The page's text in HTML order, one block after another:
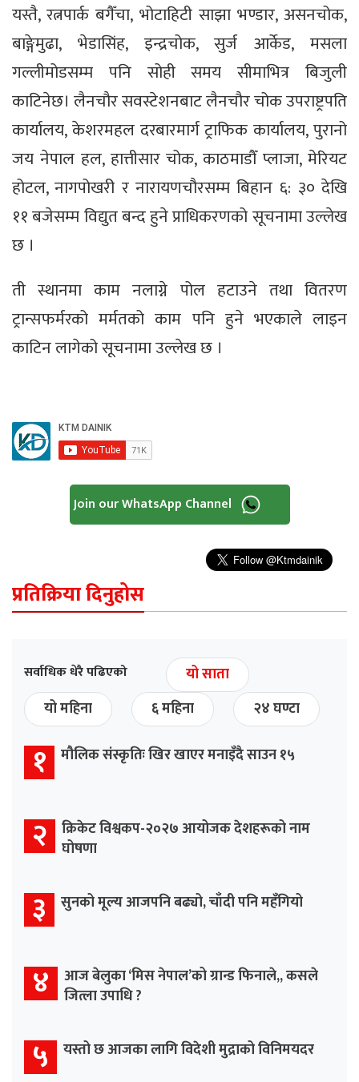
यस्तै, रत्नपार्क बगैँचा, भोटाहिटी साझा भण्डार, असनचोक,
बाङ्गेमुढा, भेडासिंह, इन्द्रचोक, सुर्ज आर्केड, मसला
गल्लीमोडसम्म पनि सोही समय सीमाभित्र बिजुली
काटिनेछ। लैनचौर सवस्टेशनबाट लैनचौर चोक उपराष्ट्रपति
कार्यालय, केशरमहल दरबारमार्ग ट्राफिक कार्यालय, पुरानो
जय नेपाल हल, हात्तीसार चोक, काठमाडौँ प्लाजा, मेरियट
होटल, नागपोखरी र नारायणचौरसम्म बिहान ६: ३० देखि
११ बजेसम्म विद्युत बन्द हुने प्राधिकरणको सूचनामा उल्लेख
छ ।
ती स्थानमा काम नलाग्ने पोल हटाउने तथा वितरण
ट्रान्सफर्मरको मर्मतको काम पनि हुने भएकाले लाइन
काटिन लागेको सूचनामा उल्लेख छ ।
Join our WhatsApp Channel
प्रतिक्रिया दिनुहोस
सर्वाधिक धेरै पढिएको
यो साता
यो महिना
६ महिना २४ घण्टा
१ मौलिक संस्कृतिः खिर खाएर मनाइँदै साउन १५
२
क्रिकेट विश्वकप-२०२७ आयोजक देशहरूको नाम
घोषणा
३ सुनको मूल्य आजपनि बढ्यो, चाँदी पनि महँगियो
४
आज बेलुका ‘मिस नेपाल’को ग्रान्ड फिनाले,, कसले
जित्ला उपाधि ?
५ यस्तो छ आजका लागि विदेशी मुद्राको विनिमयदर